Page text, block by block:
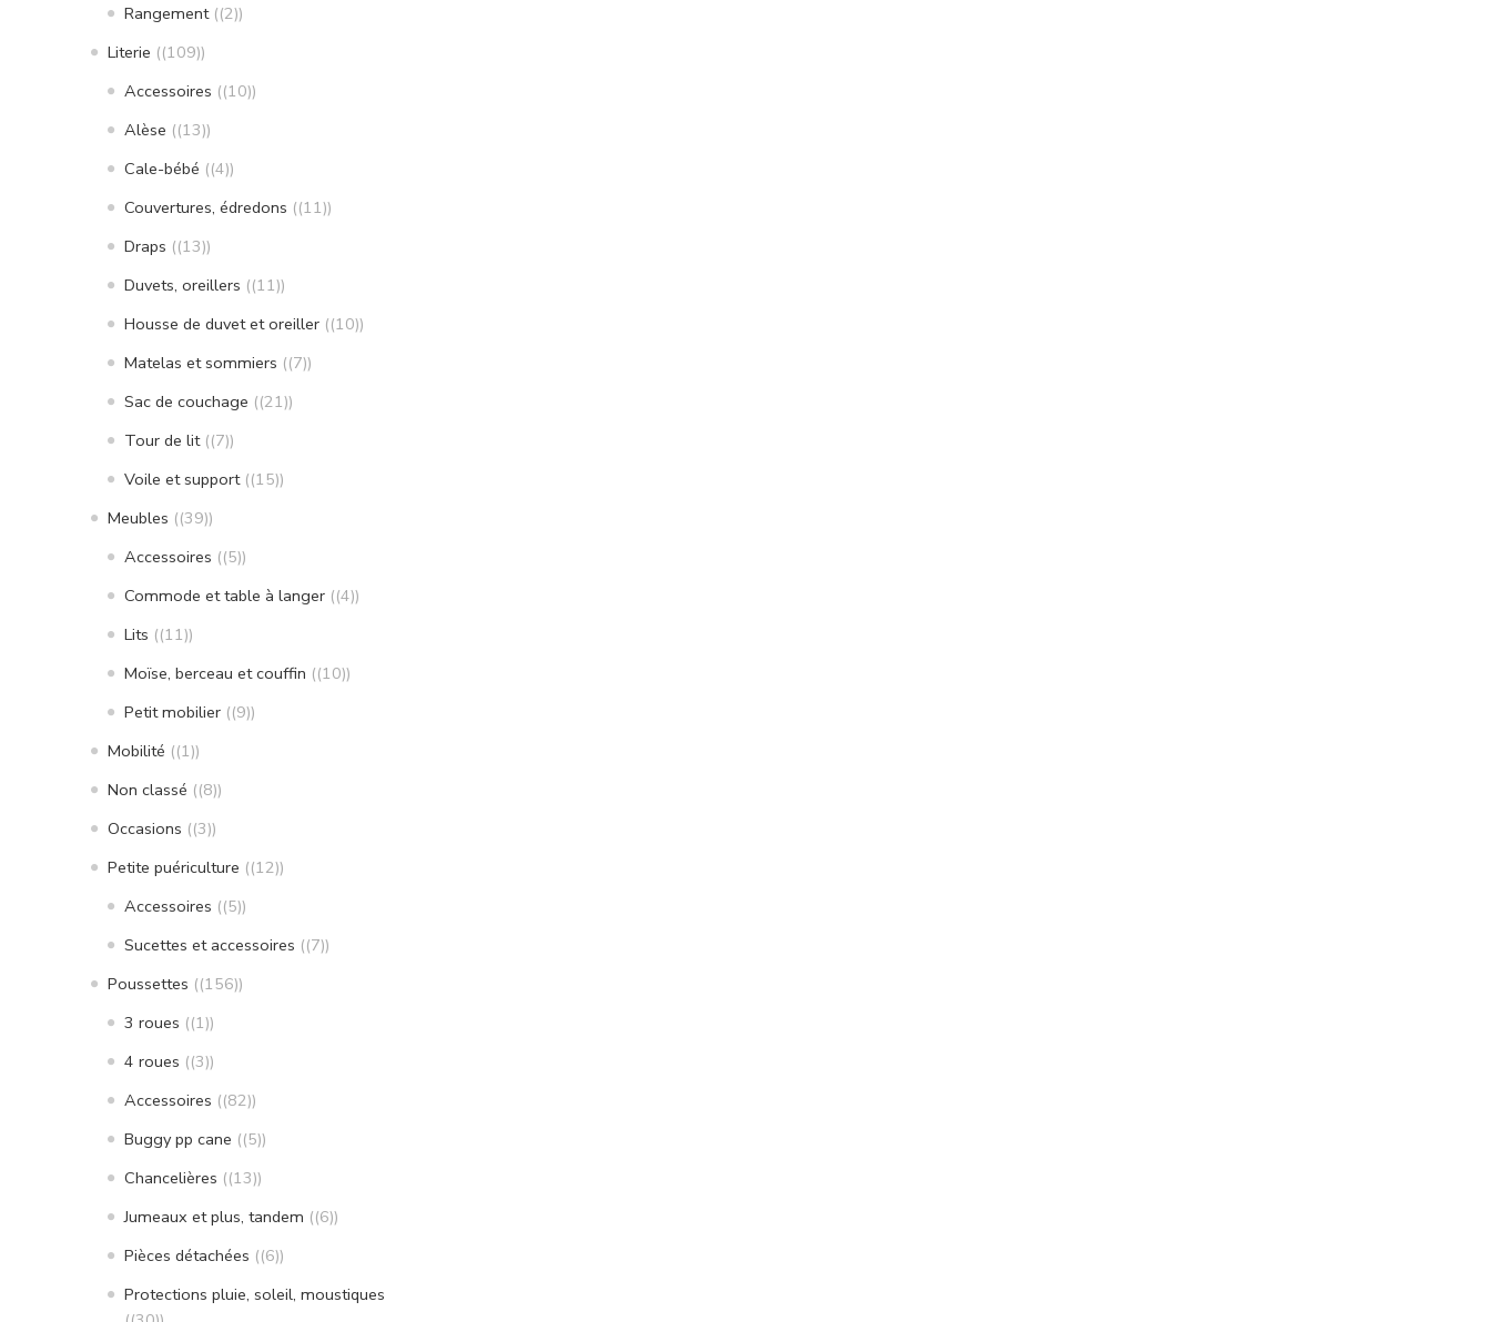
Rangement (2)
Literie (109)
Accessoires (10)
Alèse (13)
Cale-bébé (4)
Couvertures, édredons (11)
Draps (13)
Duvets, oreillers (11)
Housse de duvet et oreiller (10)
Matelas et sommiers (7)
Sac de couchage (21)
Tour de lit (7)
Voile et support (15)
Meubles (39)
Accessoires (5)
Commode et table à langer (4)
Lits (11)
Moïse, berceau et couffin (10)
Petit mobilier (9)
Mobilité (1)
Non classé (8)
Occasions (3)
Petite puériculture (12)
Accessoires (5)
Sucettes et accessoires (7)
Poussettes (156)
3 roues (1)
4 roues (3)
Accessoires (82)
Buggy pp cane (5)
Chancelières (13)
Jumeaux et plus, tandem (6)
Pièces détachées (6)
Protections pluie, soleil, moustiques